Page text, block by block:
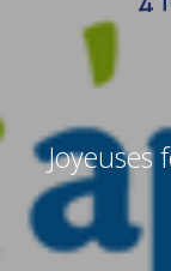
Joyeuses